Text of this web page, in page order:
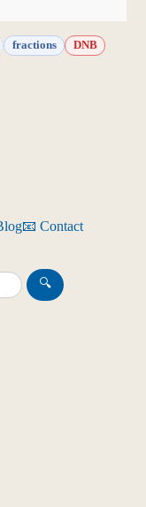
fractions
DNB
📧 Contact
🔍